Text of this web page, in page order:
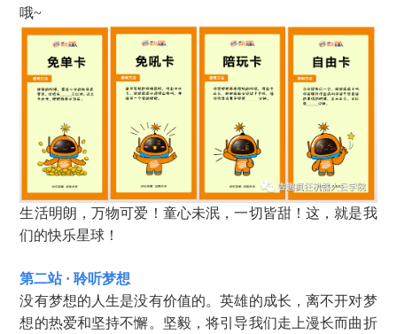
哦~
生活明朗，万物可爱！童心未泯，一切皆甜！这，就是我
们的快乐星球！
第二站 · 聆听梦想
没有梦想的人生是没有价值的。英雄的成长，离不开对梦
想的热爱和坚持不懈。坚毅，将引导我们走上漫长而曲折